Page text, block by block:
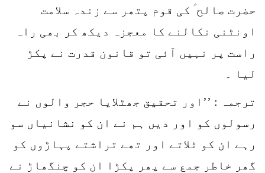
حضرت صالح ؑ کی قوم پتھر سے زندہ سلامت
اونٹنی نکالنے کا معجزہ دیکھ کر بھی راہ
راست پر نہیں آئی تو قانون قدرت نے پکڑ
لیا ۔
ترجمہ : ’’اور تحقیق جھٹلایا حجر والوں نے
رسولوں کو اور دیں ہم نے ان کو نشانیاں سو
رہے ان کو ٹلاتے اور تھے تراشتے پہاڑوں کو
گھر خاطر جمع سے پھر پکڑا ان کو چنگھاڑ نے